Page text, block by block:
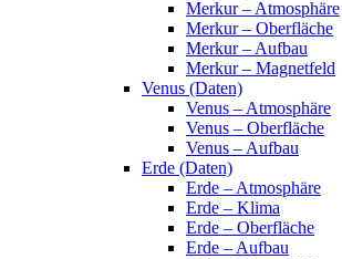
Merkur – Atmosphäre
Merkur – Oberfläche
Merkur – Aufbau
Merkur – Magnetfeld
Venus (Daten)
Venus – Atmosphäre
Venus – Oberfläche
Venus – Aufbau
Erde (Daten)
Erde – Atmosphäre
Erde – Klima
Erde – Oberfläche
Erde – Aufbau